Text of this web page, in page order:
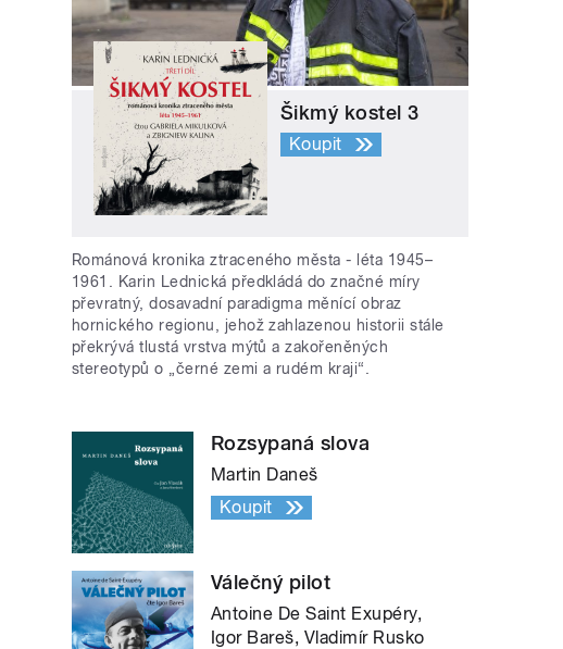
Šikmý kostel 3
Koupit
Románová kronika ztraceného města - léta 1945–
1961. Karin Lednická předkládá do značné míry
převratný, dosavadní paradigma měnící obraz
hornického regionu, jehož zahlazenou historii stále
překrývá tlustá vrstva mýtů a zakořeněných
stereotypů o „černé zemi a rudém kraji“.
Rozsypaná slova
Martin Daneš
Koupit
Válečný pilot
Antoine De Saint Exupéry,
Igor Bareš, Vladimír Rusko